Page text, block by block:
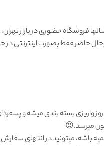
واریزی بسته بندی میشه و
میرسد.😍
باشه، میتونید در انتهای